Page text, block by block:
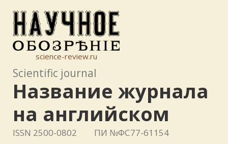
science-review.ru
Scientific journal
Название журнала
на английском
ISSN 2500-0802 ПИ №ФС77-61154